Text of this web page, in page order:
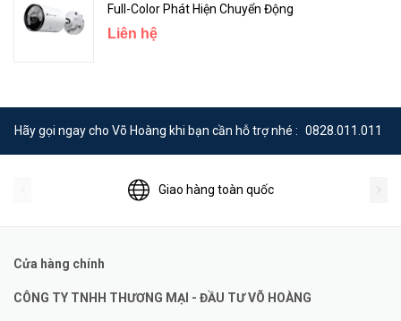
Full-Color Phát Hiện Chuyển Động
Liên hệ
Hãy gọi ngay cho Võ Hoàng khi bạn cần hỗ trợ nhé : 0828.011.011
Giao hàng toàn quốc
Cửa hàng chính
CÔNG TY TNHH THƯƠNG MẠI - ĐẦU TƯ VÕ HOÀNG